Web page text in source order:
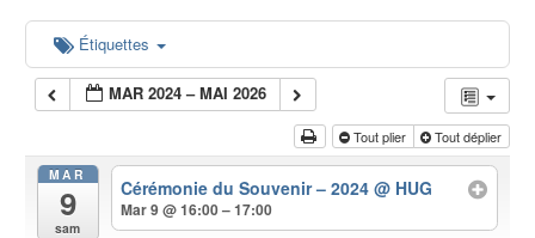
Étiquettes
MAR 2024 – MAI 2026
Tout plier Tout déplier
MAR
9
sam
Cérémonie du Souvenir – 2024@ HUG
Mar 9 @ 16:00 – 17:00